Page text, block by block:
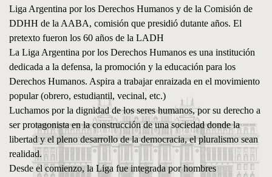
Liga Argentina por los Derechos Humanos y de la Comisión de
DDHH de la AABA, comisión que presidió dutante años. El
pretexto fueron los 60 años de la LADH
La Liga Argentina por los Derechos Humanos es una institución
dedicada a la defensa, la promoción y la educación para los
Derechos Humanos. Aspira a trabajar enraizada en el movimiento
popular (obrero, estudiantil, vecinal, etc.)
Luchamos por la dignidad de los seres humanos, por su derecho a
ser protagonista en la construcción de una sociedad donde la
libertad y el pleno desarrollo de la democracia, el pluralismo sean
realidad.
Desde el comienzo, la Liga fue integrada por hombres